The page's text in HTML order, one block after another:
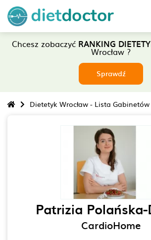
Chcesz zobaczyć RANKING
Wrocław ?
Sprawdź
Dietetyk Wrocław - Lista Gabinetów
Patrizia
CardioHome